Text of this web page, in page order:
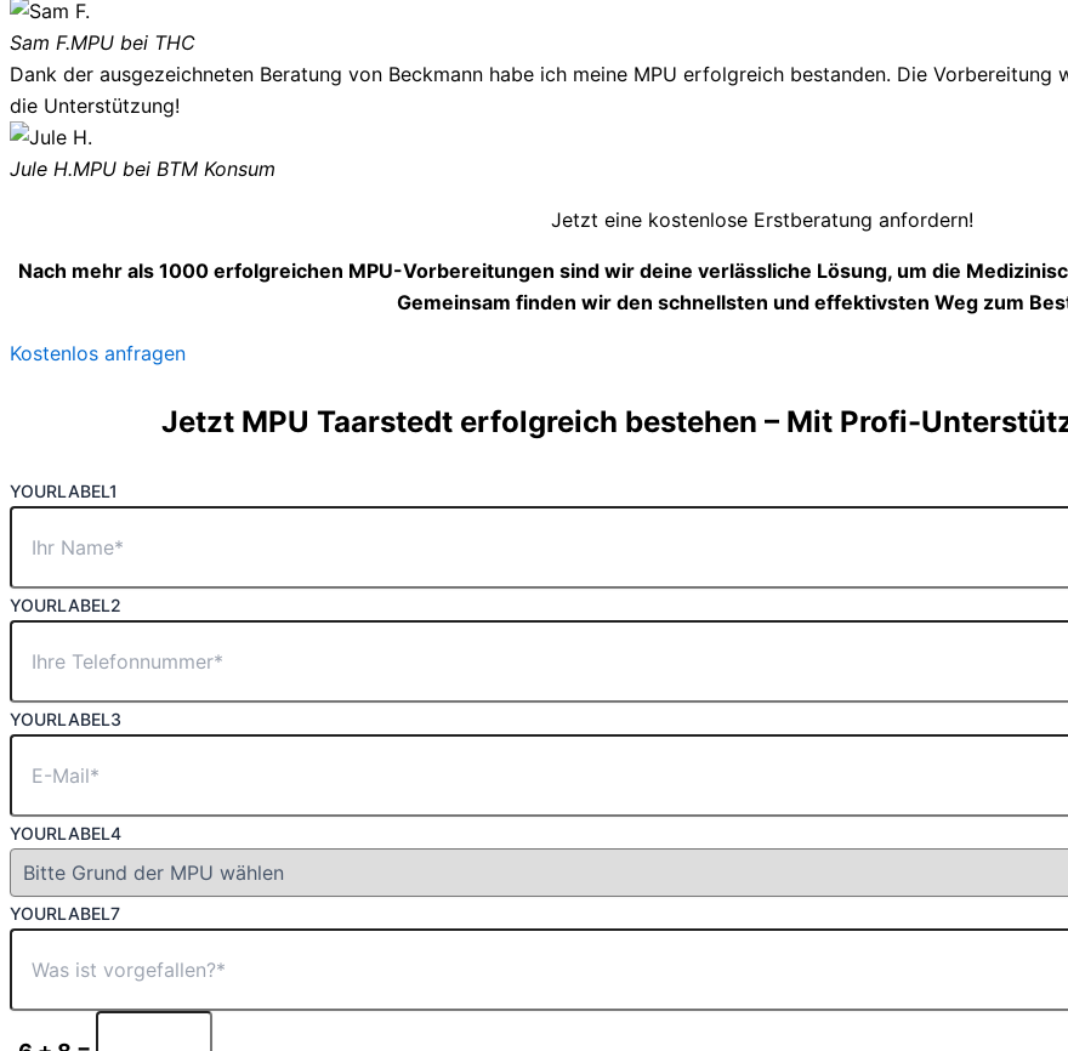
Sam F.MPU bei THC
Dank der ausgezeichneten Beratung von Beckmann habe ich meine MPU erfolgreich bestanden. Die
die Unterstützung!
Jule H.MPU bei BTM Konsum
Jetzt eine kostenlose Erstberatung anfordern!
Nach mehr als 1000 erfolgreichen MPU-Vorbereitungen sind wir deine verlässliche Lösung, um die
Gemeinsam finden wir den schnellsten und effektivsten Weg zum
Kostenlos anfragen
Jetzt MPU Taarstedt erfolgreich bestehen – Mit Profi-
YOURLABEL1
YOURLABEL2
YOURLABEL3
YOURLABEL4
YOURLABEL7